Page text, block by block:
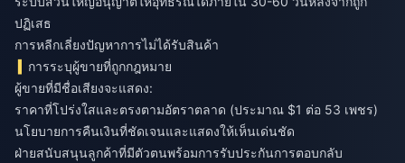
ปฏิเสธ
การหลีกเลี่ยงปัญหาการไม่ได้รับสินค้า
การระบุผู้ขายที่ถูกกฎหมาย
ผู้ขายที่มีชื่อเสียงจะแสดง:
ราคาที่โปร่งใสและตรงตามอัตราตลาด (ประมาณ $1 ต่อ 53 เพชร)
นโยบายการคืนเงินที่ชัดเจนและแสดงให้เห็นเด่นชัด
ฝ่ายสนับสนุนลูกค้าที่มีตัวตนพร้อมการรับประกันการตอบกลับ